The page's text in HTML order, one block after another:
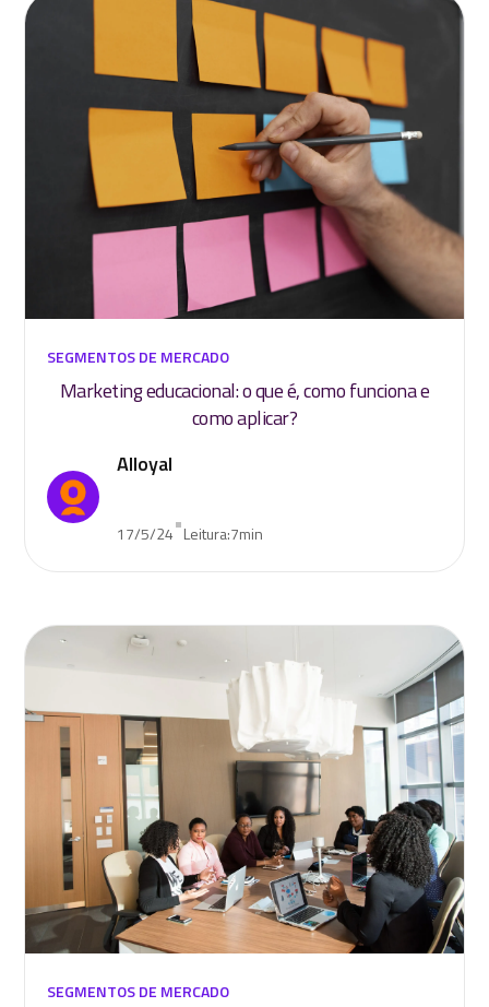
SEGMENTOS DE MERCADO
Marketing educacional: o que é, como funciona e
como aplicar?
Alloyal
17/5/24•Leitura:7min
SEGMENTOS DE MERCADO